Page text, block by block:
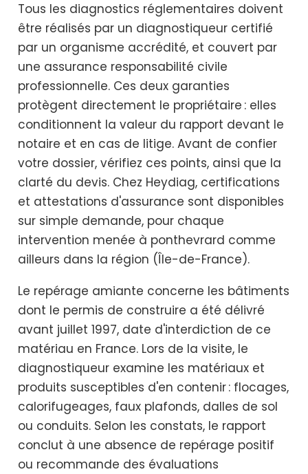
Tous les diagnostics réglementaires doivent
être réalisés par un diagnostiqueur certifié
par un organisme accrédité, et couvert par
une assurance responsabilité civile
professionnelle. Ces deux garanties
protègent directement le propriétaire : elles
conditionnent la valeur du rapport devant le
notaire et en cas de litige. Avant de confier
votre dossier, vérifiez ces points, ainsi que la
clarté du devis. Chez Heydiag, certifications
et attestations d'assurance sont disponibles
sur simple demande, pour chaque
intervention menée à ponthevrard comme
ailleurs dans la région (Île-de-France).
Le repérage amiante concerne les bâtiments
dont le permis de construire a été délivré
avant juillet 1997, date d'interdiction de ce
matériau en France. Lors de la visite, le
diagnostiqueur examine les matériaux et
produits susceptibles d'en contenir : flocages,
calorifugeages, faux plafonds, dalles de sol
ou conduits. Selon les constats, le rapport
conclut à une absence de repérage positif
ou recommande des évaluations